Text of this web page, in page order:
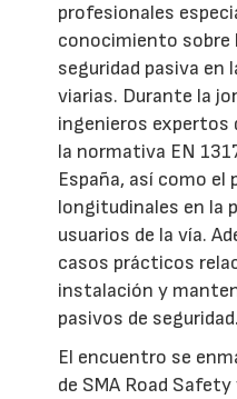
profesionales
conocimiento sobre
seguridad pasiva
viarias. Durante la
ingenieros expertos
la normativa EN
España, así como el
longitudinales en la
usuarios de la vía.
casos prácticos
instalación y
pasivos de seguridad.
El encuentro se
de SMA Road Safety